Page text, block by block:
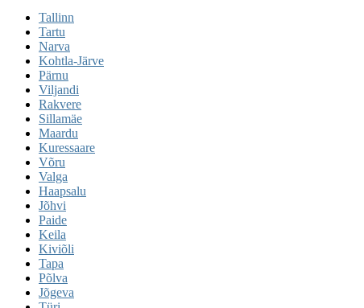
Tallinn
Tartu
Narva
Kohtla-Järve
Pärnu
Viljandi
Rakvere
Sillamäe
Maardu
Kuressaare
Võru
Valga
Haapsalu
Jõhvi
Paide
Keila
Kiviõli
Tapa
Põlva
Jõgeva